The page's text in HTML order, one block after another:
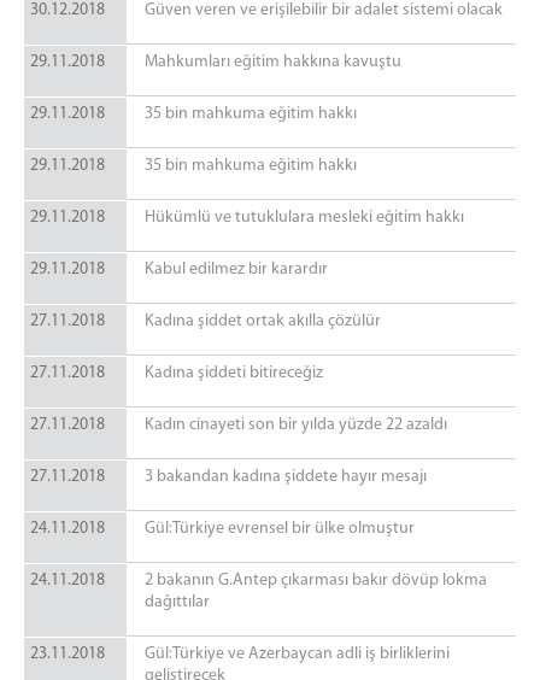
30.12.2018 Güven veren ve erişilebilir bir adalet sistemi olacak
29.11.2018 Mahkumları eğitim hakkına kavuştu
29.11.2018 35 bin mahkuma eğitim hakkı
29.11.2018 35 bin mahkuma eğitim hakkı
29.11.2018 Hükümlü ve tutuklulara mesleki eğitim hakkı
29.11.2018 Kabul edilmez bir karardır
27.11.2018 Kadına şiddet ortak akılla çözülür
27.11.2018 Kadına şiddeti bitireceğiz
27.11.2018 Kadın cinayeti son bir yılda yüzde 22 azaldı
27.11.2018 3 bakandan kadına şiddete hayır mesajı
24.11.2018 Gül:Türkiye evrensel bir ülke olmuştur
24.11.2018
2 bakanın G.Antep çıkarması bakır dövüp lokma
dağıttılar
23.11.2018
Gül:Türkiye ve Azerbaycan adli iş birliklerini
geliştirecek